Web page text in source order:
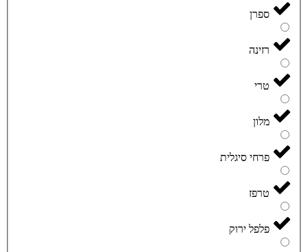
ספרן
רזינה
טרי
מלון
פרחי סיגלית
טרפז
פלפל ירוק